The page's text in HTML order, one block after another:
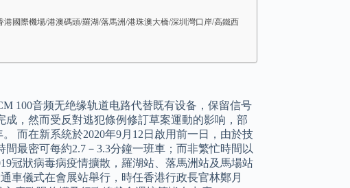
國際機場/港澳碼頭/羅湖/落馬洲/港珠澳大橋/深圳灣口岸/高鐵西
100音频无绝缘轨道电路代替既有设备，保留信号
，然而受反對逃犯條例修訂草案運動的影响，部
而在新系統於2020年9月12日啟用前一日，由於技
最密可每約2.7－3.3分鐘一班車；而非繁忙時間以
冠狀病毒病疫情擴散，羅湖站、落馬洲站及馬場站
車儀式在會展站舉行，時任香港行政長官林鄭月